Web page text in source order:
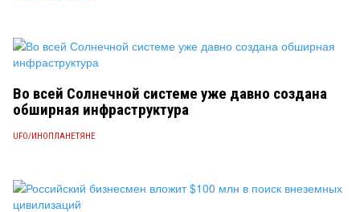
Во всей Солнечной системе уже давно создана
обширная инфраструктура
UFO/ИНОПЛАНЕТЯНЕ